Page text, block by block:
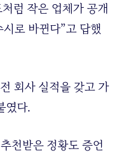
럼 작은 업체가 공개
로 바뀐다”고 답했
회사 실적을 갖고 가
였다.
천받은 정황도 증언